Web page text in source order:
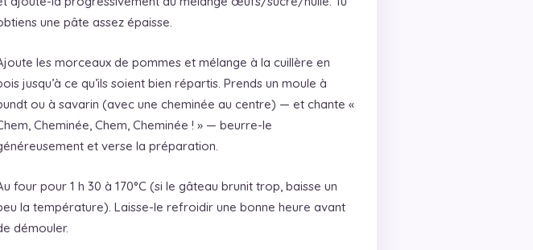
une pâte assez épaisse.
les morceaux de pommes et mélange à la cuillère en
jusqu’à ce qu’ils soient bien répartis. Prends un moule à
ou à savarin (avec une cheminée au centre) — et chante «
Cheminée, Chem, Cheminée ! » — beurre-le
et verse la préparation.
four pour 1 h 30 à 170°C (si le gâteau brunit trop, baisse un
la température). Laisse-le refroidir une bonne heure avant
démouler.